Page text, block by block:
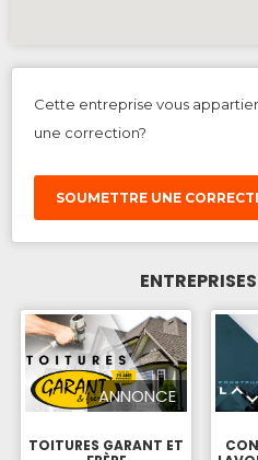
Cette entreprise vous
une correction?
SOUMETTRE UNE
ANNONCE
TOITURES GARANT ET